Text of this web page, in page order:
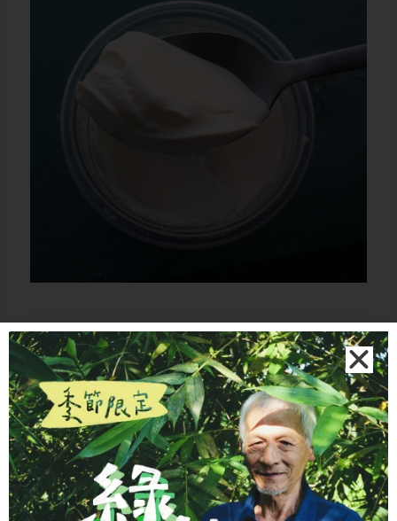
乳酸菌密度
因為經過脫乳清濃縮，希臘優格同等容
量下的乳酸菌密度約為一般優格的 2 倍
左右。買回家後依照產品標示妥善冷
藏，活性才不會打折。